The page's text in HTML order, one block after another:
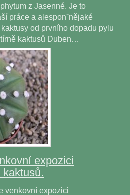
z Jasenné. Je to
práce a alesponˇnějaké
od prvního dopadu pylu
kaktusů Duben…
expozici
kaktusů.
venkovní expozici